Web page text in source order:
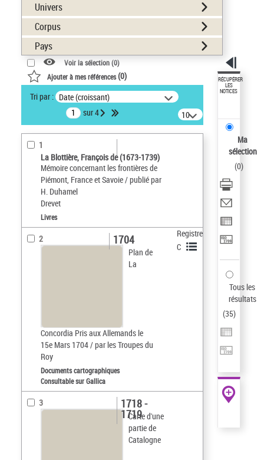
Univers
Corpus
Pays
Voir la sélection (0)
Ajouter à mes références(0)
Tri par : Date (croissant)
sur 4
10
résultats/page
1
La Blottière, François de (1673-1739)
Mémoire concernant les frontières de
Piémont, France et Savoie / publié par
H. Duhamel
Drevet
Livres
2
Plan de
La
Concordia Pris aux Allemands le
15e Mars 1704 / par les Troupes du
Roy
1704
Documents cartographiques
Consultable sur Gallica
Registre
C
3
Carte d'une
partie de
Catalogne
1718 -
1719
RÉCUPÉRER
LES
NOTICES
Ma
sélection
(0)
Tous les
résultats
(35)